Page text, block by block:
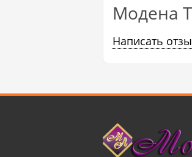
Модена
Написать